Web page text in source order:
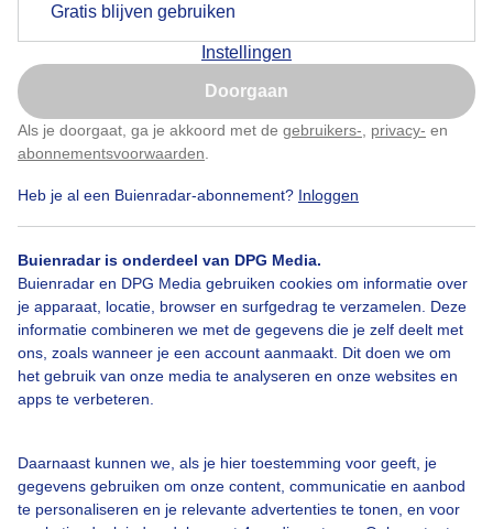
Gratis blijven gebruiken
Instellingen
Doorgaan
Als je doorgaat, ga je akkoord met de gebruikers- privacy- en
abonnementsvoorwaarden
Heb je al een Buienradar-abonnement? Inloggen
Buienradar is onderdeel van DPG Media.
Buienradar en DPG Media gebruiken cookies om informatie over
je apparaat, locatie, browser en surfgedrag te verzamelen. Deze
informatie combineren we met de gegevens die je zelf deelt met
ons, zoals wanneer je een account aanmaakt. Dit doen we om
het gebruik van onze media te analyseren en onze websites en
apps te verbeteren.
Daarnaast kunnen we, als je hier toestemming voor geeft, je
gegevens gebruiken om onze content, communicatie en aanbod
te personaliseren en je relevante advertenties te tonen, en voor
Door: Luke van Putten Gemaakt: 05-01-2026, 26x bekeken
Een moment geduld aub...
Nu niet, misschien later
Klik hierom dit aan te passen